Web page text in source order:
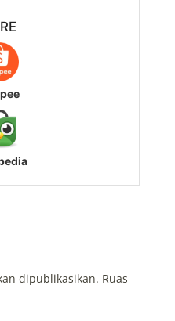
dipublikasikan. Ruas